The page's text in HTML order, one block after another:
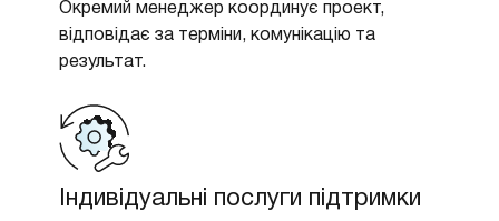
Окремий менеджер координує проект,
відповідає за терміни, комунікацію та
результат.
Індивідуальні послуги підтримки